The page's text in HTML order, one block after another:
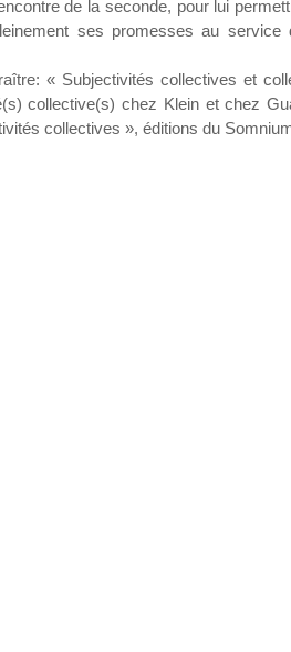
de la seconde, pour lui
ses promesses au service
« Subjectivités collectives et
collective(s) chez Klein et chez
collectives », éditions du